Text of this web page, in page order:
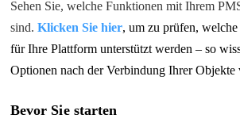
Sehen Sie, welche Funktionen mit Ihrem
sind. Klicken Sie hier, um zu prüfen, welche
für Ihre Plattform unterstützt werden – so
Optionen nach der Verbindung Ihrer Objekte
Bevor Sie starten